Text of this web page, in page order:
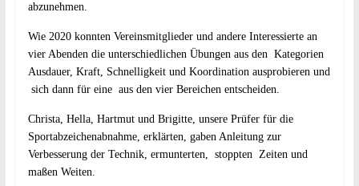
abzunehmen.
Wie 2020 konnten Vereinsmitglieder und andere Interessierte an
vier Abenden die unterschiedlichen Übungen aus den Kategorien
Ausdauer, Kraft, Schnelligkeit und Koordination ausprobieren und
sich dann für eine aus den vier Bereichen entscheiden.
Christa, Hella, Hartmut und Brigitte, unsere Prüfer für die
Sportabzeichenabnahme, erklärten, gaben Anleitung zur
Verbesserung der Technik, ermunterten, stoppten Zeiten und
maßen Weiten.